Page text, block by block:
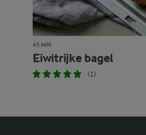
45 MIN.
Eiwitrijke bagel
(1)